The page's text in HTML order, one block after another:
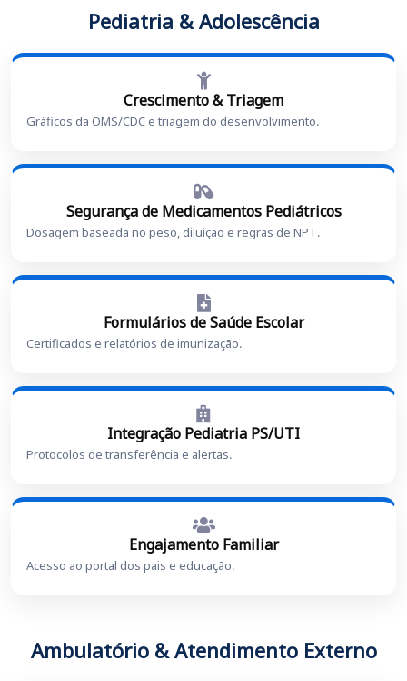
Pediatria & Adolescência
Crescimento & Triagem
Gráficos da OMS/CDC e triagem do desenvolvimento.
Segurança de Medicamentos Pediátricos
Dosagem baseada no peso, diluição e regras de NPT.
Formulários de Saúde Escolar
Certificados e relatórios de imunização.
Integração Pediatria PS/UTI
Protocolos de transferência e alertas.
Engajamento Familiar
Acesso ao portal dos pais e educação.
Ambulatório & Atendimento Externo